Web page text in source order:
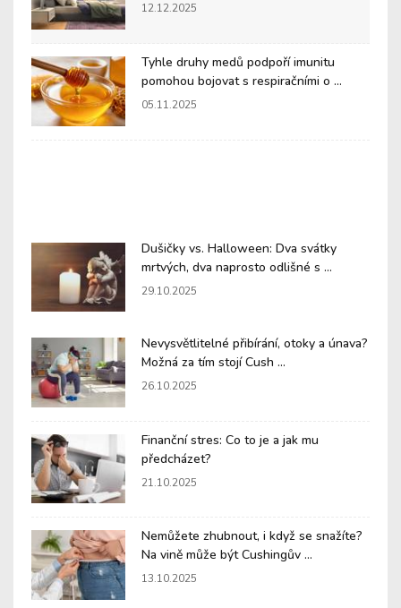
12.12.2025
Tyhle druhy medů podpoří imunitu
pomohou bojovat s respiračními o ...
05.11.2025
Dušičky vs. Halloween: Dva svátky
mrtvých, dva naprosto odlišné s ...
29.10.2025
Nevysvětlitelné přibírání, otoky a únava?
Možná za tím stojí Cush ...
26.10.2025
Finanční stres: Co to je a jak mu
předcházet?
21.10.2025
Nemůžete zhubnout, i když se snažíte?
Na vině může být Cushingův ...
13.10.2025